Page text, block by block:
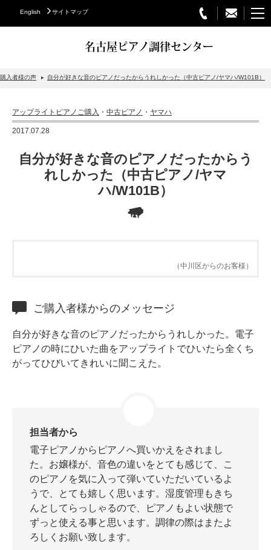
English サイトマップ
名古屋ピアノ調律センター
スタインウェイについて
アップライトピアノ
中古ピアノ
調律
修理
タッチ・音色の調整
ピアノクリーニングと引越し
ピアノレンタル
入者様の声 自分が好きな音のピアノだったからうれしかった（中古ピアノ/ヤマハ/W101B）
アップライトピアノご購入 ・ 中古ピアノ ・ ヤマハ
2017.07.28
自分が好きな音のピアノだったからう
れしかった（中古ピアノ/ヤマ
ハ/W101B）
（中川区からのお客様）
ご購入者様からのメッセージ
自分が好きな音のピアノだったからうれしかった。電子
ピアノの時にひいた曲をアップライトでひいたら全くち
がってひびいてきれいに聞こえた。
担当者から
電子ピアノからピアノへ買いかえをされまし
た。お嬢様が、音色の違いをとても感じて、こ
のピアノを気に入って弾いていただいているよ
うで、とても嬉しく思います。湿度管理もきち
んとしてらっしゃるので、ピアノもよい状態で
ずっと使える事と思います。調律の際はまたよ
ろしくお願い致します。